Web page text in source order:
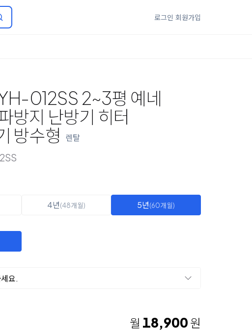
로그인 회원가입
012SS 2~3평 예네
방지 난방기 히터
방수형
렌탈
4년(48개월) 5년(60개월)
요.
월 18,900 원